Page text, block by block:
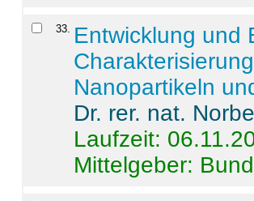
33. Entwicklung und
Nanopartikeln
Dr. rer. nat.
Laufzeit:
Mittelgeber: